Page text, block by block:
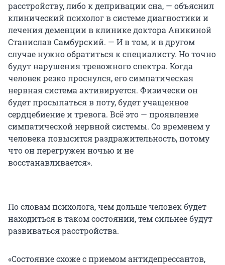
расстройству, либо к депривации сна, — объяснил
клинический психолог в системе диагностики и
лечения деменции в клинике доктора Аникиной
Станислав Самбурский. — И в том, и в другом
случае нужно обратиться к специалисту. Но точно
будут нарушения тревожного спектра. Когда
человек резко проснулся, его симпатическая
нервная система активируется. Физически он
будет просыпаться в поту, будет учащенное
сердцебиение и тревога. Всё это — проявление
симпатической нервной системы. Со временем у
человека повысится раздражительность, потому
что он перегружен ночью и не
восстанавливается».
По словам психолога, чем дольше человек будет
находиться в таком состоянии, тем сильнее будут
развиваться расстройства.
«Состояние схоже с приемом антидепрессантов,